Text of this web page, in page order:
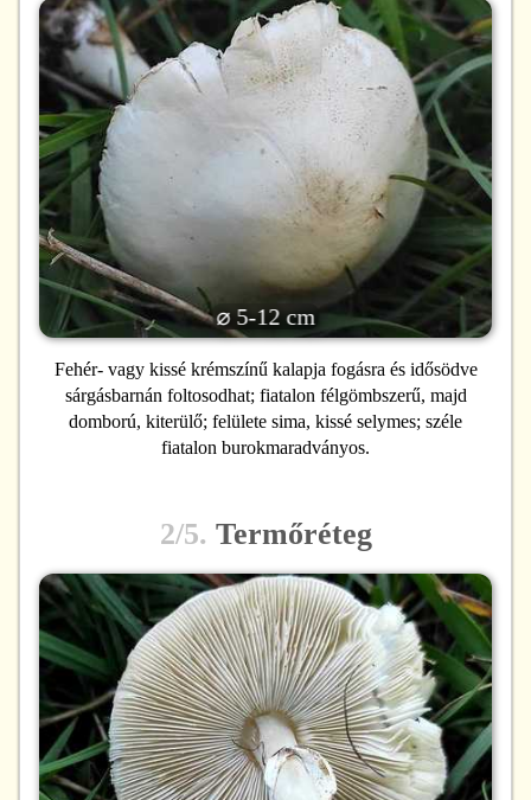
Fehér- vagy kissé krémszínű kalapja fogásra és idősödve
sárgásbarnán foltosodhat; fiatalon félgömbszerű, majd
domború, kiterülő; felülete sima, kissé selymes; széle
fiatalon burokmaradványos.
⌀ 5-12 cm
2/5. Termőréteg